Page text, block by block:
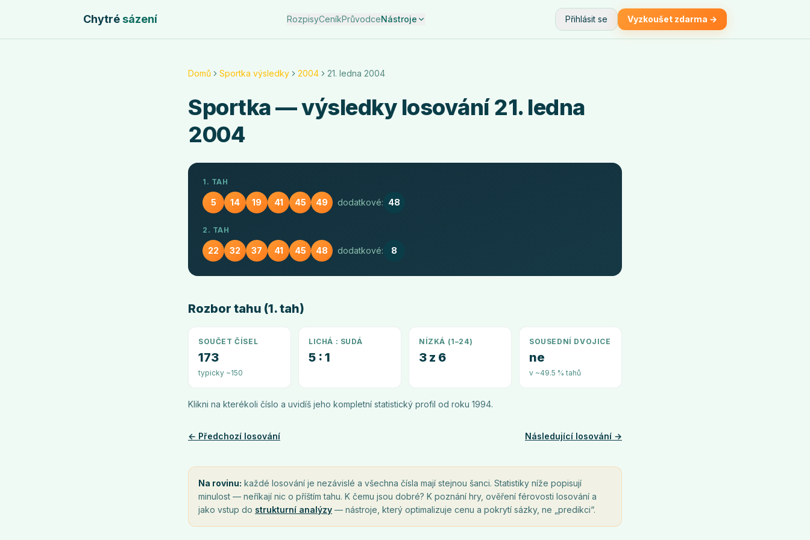
Chytrésázení RozpisyCeníkPrůvodceNástroje Přihlásit se Vyzkoušet zdarma →
Domů Sportka výsledky 2004 21. ledna 2004
Sportka— výsledky losování21. ledna
2004
1. TAH
5 14 19 41 45 49 dodatkové: 48
2. TAH
22 32 37 41 45 48 dodatkové: 8
Rozbor tahu (1. tah)
SOUČET ČÍSEL
173
typicky ~150
LICHÁ : SUDÁ
5 : 1
NÍZKÁ (1–24)
3 z 6
SOUSEDNÍ DVOJICE
ne
v ~49.5 % tahů
Klikni na kterékoli číslo a uvidíš jeho kompletní statistický profil od roku 1994.
← Předchozí losování Následující losování →
Na rovinu: každé losování je nezávislé a všechna čísla mají stejnou šanci. Statistiky níže popisují
minulost — neříkají nic o příštím tahu. K čemu jsou dobré? K poznání hry, ověření férovosti losování a
jako vstup do strukturní analýzy — nástroje, který optimalizuje cenu a pokrytí sázky, ne „predikci“.